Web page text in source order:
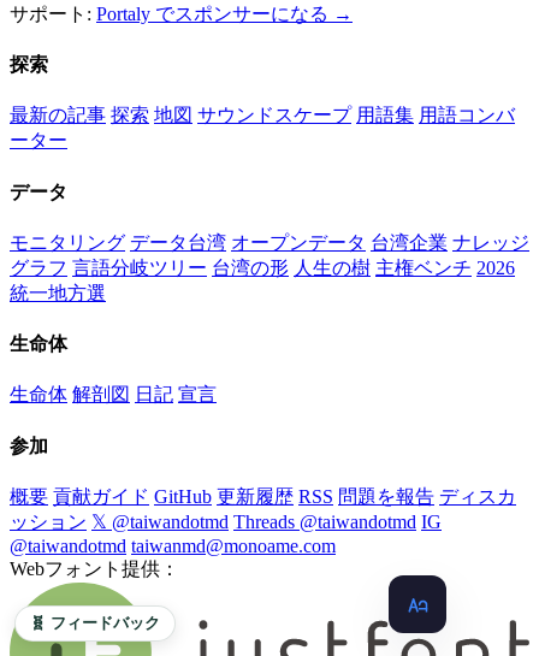
サポート: Portaly でスポンサーになる →
探索
最新の記事 探索 地図 サウンドスケープ 用語集 用語コンバ
ーター
データ
モニタリング データ台湾 オープンデータ 台湾企業 ナレッジ
グラフ 言語分岐ツリー 台湾の形 人生の樹 主権ベンチ 2026
統一地方選
生命体
生命体 解剖図 日記 宣言
参加
概要 貢献ガイド GitHub 更新履歴 RSS 問題を報告 ディスカ
ッション 𝕏 @taiwandotmd Threads @taiwandotmd IG
@taiwandotmd taiwanmd@monoame.com
Webフォント提供：
🧬 フィードバック